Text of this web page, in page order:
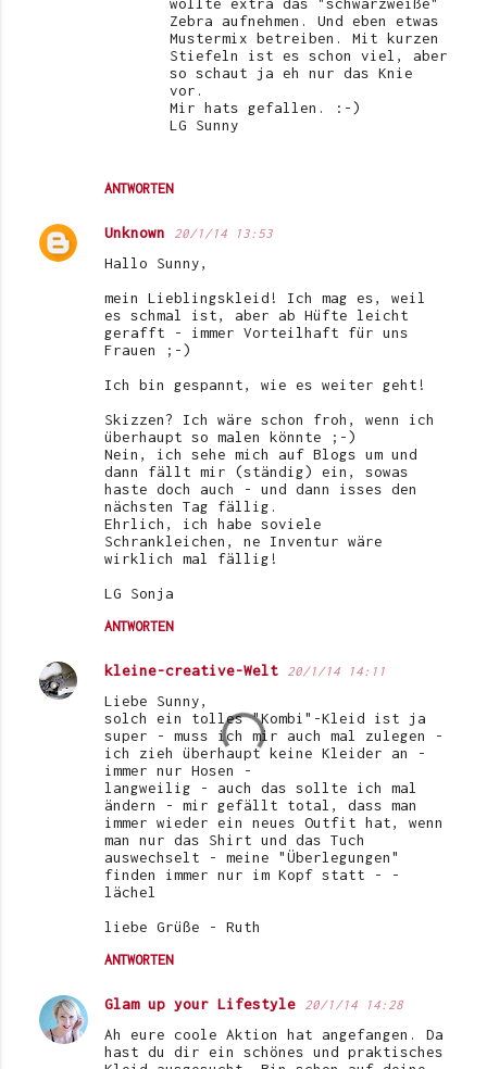
ANTWORTEN
wollte extra das "schwarzweiße"
Zebra aufnehmen. Und eben etwas
Mustermix betreiben. Mit kurzen
Stiefeln ist es schon viel, aber
so schaut ja eh nur das Knie
vor.
Mir hats gefallen. :-)
LG Sunny
Unknown 20/1/14 13:53
Hallo Sunny,
mein Lieblingskleid! Ich mag es, weil
es schmal ist, aber ab Hüfte leicht
gerafft - immer Vorteilhaft für uns
Frauen ;-)
Ich bin gespannt, wie es weiter geht!
Skizzen? Ich wäre schon froh, wenn ich
überhaupt so malen könnte ;-)
Nein, ich sehe mich auf Blogs um und
dann fällt mir (ständig) ein, sowas
haste doch auch - und dann isses den
nächsten Tag fällig.
Ehrlich, ich habe soviele
Schrankleichen, ne Inventur wäre
wirklich mal fällig!
LG Sonja
ANTWORTEN
kleine-creative-Welt 20/1/14 14:11
Liebe Sunny,
solch ein tolles "Kombi"-Kleid ist ja
super - muss ich mir auch mal zulegen -
ich zieh überhaupt keine Kleider an -
immer nur Hosen -
langweilig - auch das sollte ich mal
ändern - mir gefällt total, dass man
immer wieder ein neues Outfit hat, wenn
man nur das Shirt und das Tuch
auswechselt - meine "Überlegungen"
finden immer nur im Kopf statt - -
lächel
liebe Grüße - Ruth
ANTWORTEN
Glam up your Lifestyle 20/1/14 14:28
Ah eure coole Aktion hat angefangen. Da
hast du dir ein schönes und praktisches